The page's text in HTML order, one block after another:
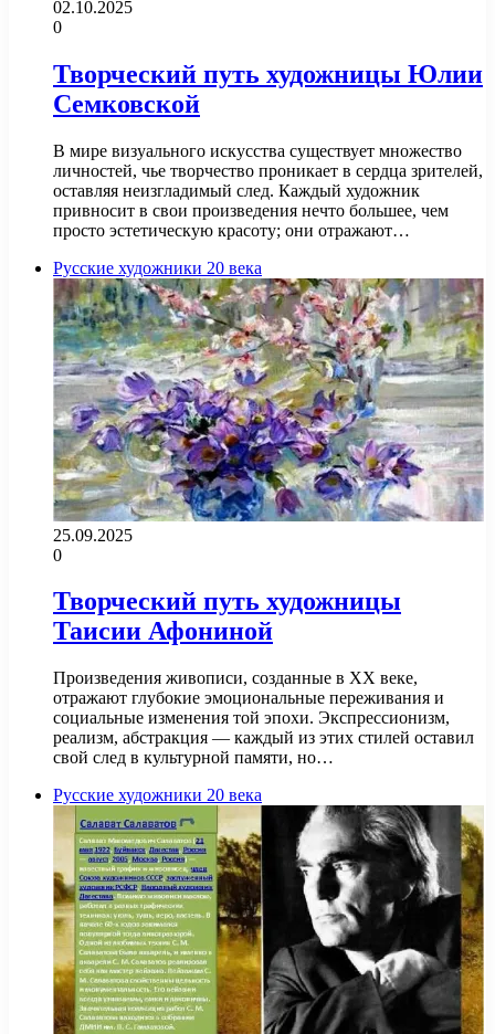
02.10.2025
0
Творческий путь художницы Юлии
Семковской
В мире визуального искусства существует множество
личностей, чье творчество проникает в сердца зрителей,
оставляя неизгладимый след. Каждый художник
привносит в свои произведения нечто большее, чем
просто эстетическую красоту; они отражают…
Русские художники 20 века
25.09.2025
0
Творческий путь художницы
Таисии Афониной
Произведения живописи, созданные в XX веке,
отражают глубокие эмоциональные переживания и
социальные изменения той эпохи. Экспрессионизм,
реализм, абстракция — каждый из этих стилей оставил
свой след в культурной памяти, но…
Русские художники 20 века